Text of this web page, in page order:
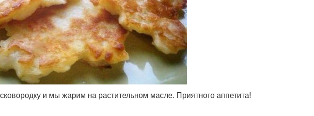
и мы жарим на растительном масле. Приятного аппетита!